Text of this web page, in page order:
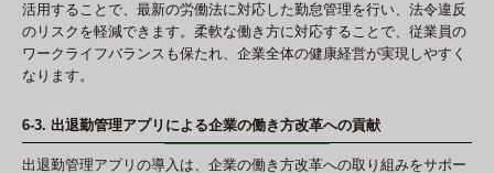
活用することで、最新の労働法に対応した勤怠管理を行い、法令違反
のリスクを軽減できます。柔軟な働き方に対応することで、従業員の
ワークライフバランスも保たれ、企業全体の健康経営が実現しやすく
なります。
6-3. 出退勤管理アプリによる企業の働き方改革への貢献
出退勤管理アプリの導入は、企業の働き方改革への取り組みをサポー